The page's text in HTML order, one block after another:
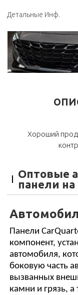
Детальные Инф.
Хороший
Оптовые
панели на
Панели
компонент,
автомобиля,
боковую часть
вызванных
камни и грязь, а